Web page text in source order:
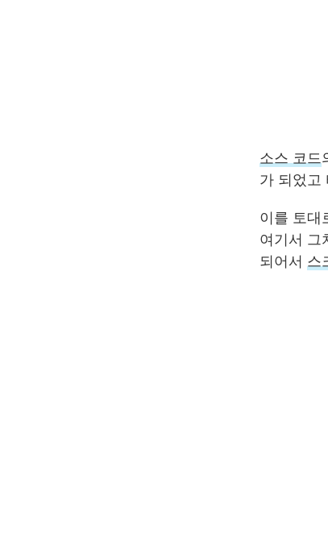
소스 코드
가 되었고
이를 토대
여기서 그
되어서 스